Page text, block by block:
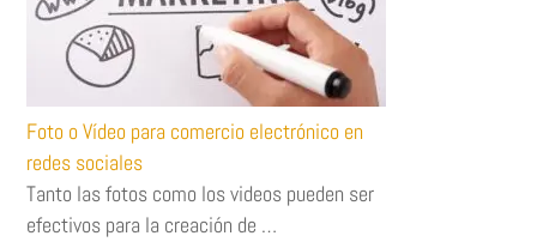
Foto o Vídeo para comercio electrónico en
redes sociales
Tanto las fotos como los videos pueden ser
efectivos para la creación de …